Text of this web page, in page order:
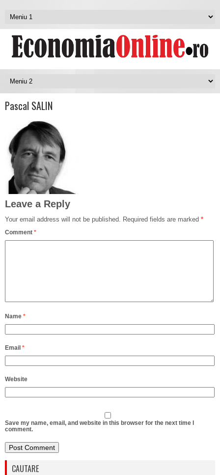
Pascal SALIN
Leave a Reply
Your email address will not be published. Required fields are marked *
Comment *
Name *
Email *
Website
Save my name, email, and website in this browser for the next time I
comment.
CAUTARE